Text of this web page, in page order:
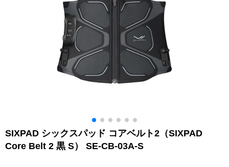
SIXPAD シックスパッド コアベルト2（SIXPAD
Core Belt 2 黒 S） SE-CB-03A-S